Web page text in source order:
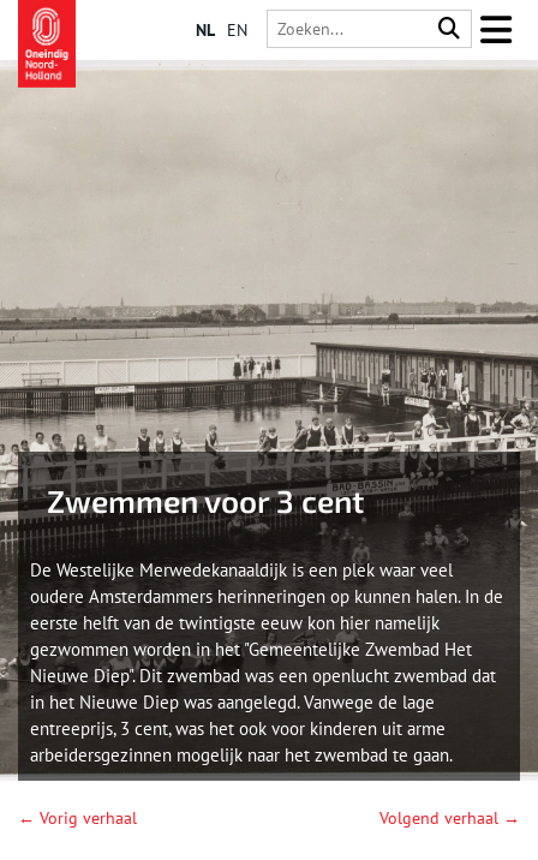
NL EN
Zwemmen voor 3 cent
De Westelijke Merwedekanaaldijk is een plek waar veel
oudere Amsterdammers herinneringen op kunnen halen. In de
eerste helft van de twintigste eeuw kon hier namelijk
gezwommen worden in het "Gemeentelijke Zwembad Het
Nieuwe Diep". Dit zwembad was een openlucht zwembad dat
in het Nieuwe Diep was aangelegd. Vanwege de lage
entreeprijs, 3 cent, was het ook voor kinderen uit arme
arbeidersgezinnen mogelijk naar het zwembad te gaan.
← Vorig verhaal Volgend verhaal →